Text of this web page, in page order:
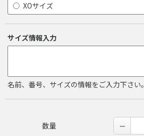
XOサイズ
サイズ情報入力
名前、番号、サイズの情報をご入力下さい。
数量 －